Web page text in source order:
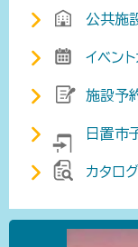
公共施
イベン
施設予
日置市
カタロ